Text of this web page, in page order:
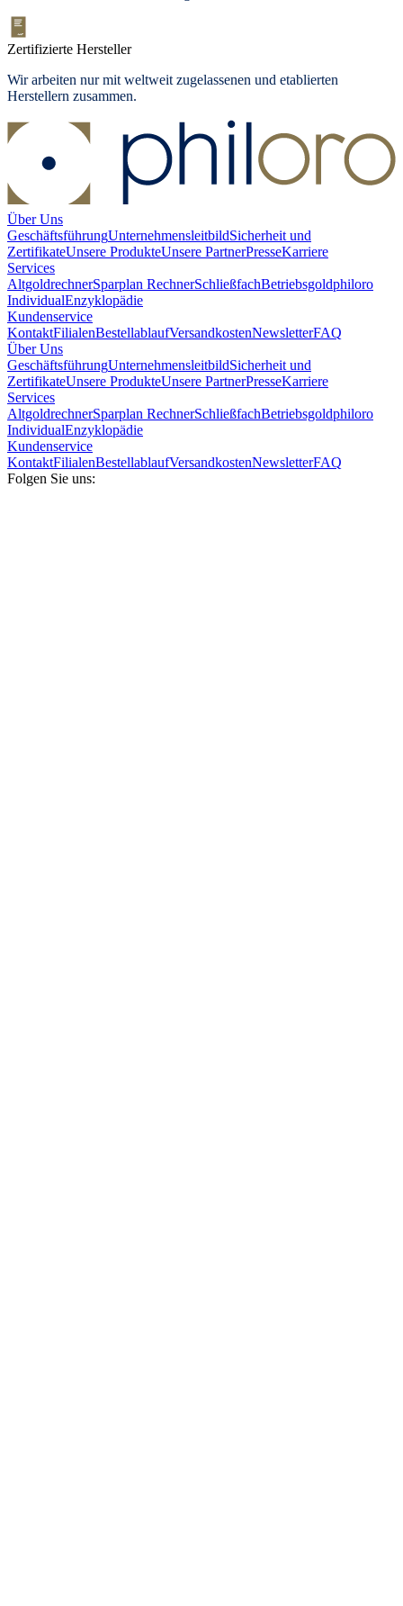
Zertifizierte Hersteller
Wir arbeiten nur mit weltweit zugelassenen und etablierten
Herstellern zusammen.
Über Uns
GeschäftsführungUnternehmensleitbildSicherheit und
ZertifikateUnsere ProdukteUnsere PartnerPresseKarriere
Services
AltgoldrechnerSparplan RechnerSchließfachBetriebsgoldphiloro
IndividualEnzyklopädie
Kundenservice
KontaktFilialenBestellablaufVersandkostenNewsletterFAQ
Über Uns
GeschäftsführungUnternehmensleitbildSicherheit und
ZertifikateUnsere ProdukteUnsere PartnerPresseKarriere
Services
AltgoldrechnerSparplan RechnerSchließfachBetriebsgoldphiloro
IndividualEnzyklopädie
Kundenservice
KontaktFilialenBestellablaufVersandkostenNewsletterFAQ
Folgen Sie uns: